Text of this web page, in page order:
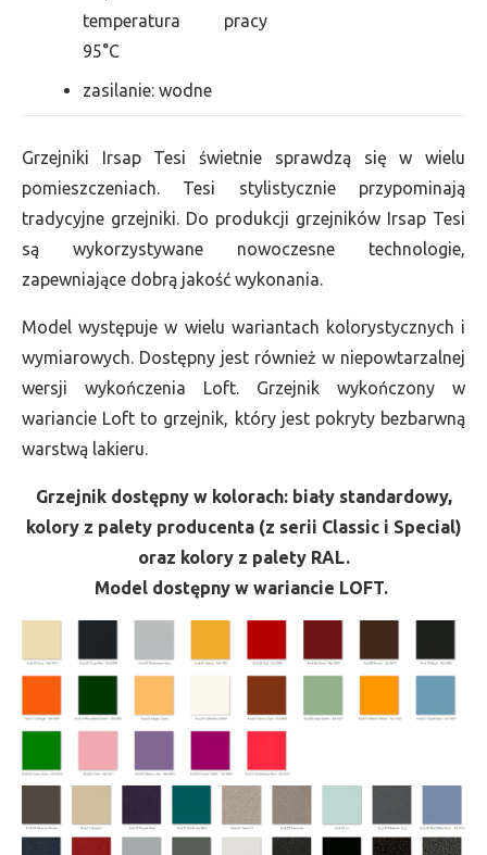
temperatura pracy
95°C
zasilanie: wodne
Grzejniki Irsap Tesi świetnie sprawdzą się w wielu
pomieszczeniach. Tesi stylistycznie przypominają
tradycyjne grzejniki. Do produkcji grzejników Irsap Tesi
są wykorzystywane nowoczesne technologie,
zapewniające dobrą jakość wykonania.
Model występuje w wielu wariantach kolorystycznych i
wymiarowych. Dostępny jest również w niepowtarzalnej
wersji wykończenia Loft. Grzejnik wykończony w
wariancie Loft to grzejnik, który jest pokryty bezbarwną
warstwą lakieru.
Grzejnik dostępny w kolorach: biały standardowy,
kolory z palety producenta (z serii Classic i Special)
oraz kolory z palety RAL.
Model dostępny w wariancie LOFT.